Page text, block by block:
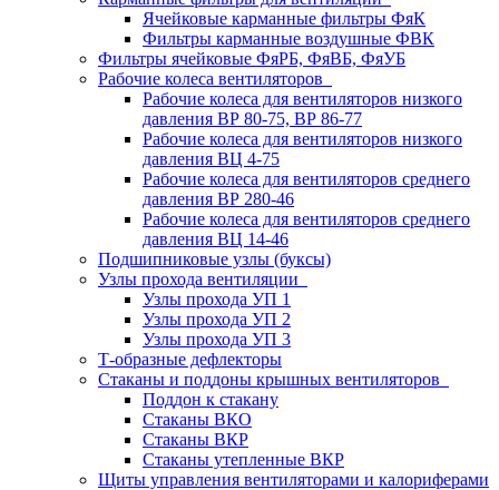
Ячейковые карманные фильтры ФяК
Фильтры карманные воздушные ФВК
Фильтры ячейковые ФяРБ, ФяВБ, ФяУБ
Рабочие колеса вентиляторов
Рабочие колеса для вентиляторов низкого
давления ВР 80-75, ВР 86-77
Рабочие колеса для вентиляторов низкого
давления ВЦ 4-75
Рабочие колеса для вентиляторов среднего
давления ВР 280-46
Рабочие колеса для вентиляторов среднего
давления ВЦ 14-46
Подшипниковые узлы (буксы)
Узлы прохода вентиляции
Узлы прохода УП 1
Узлы прохода УП 2
Узлы прохода УП 3
Т-образные дефлекторы
Стаканы и поддоны крышных вентиляторов
Поддон к стакану
Стаканы ВКО
Стаканы ВКР
Стаканы утепленные ВКР
Щиты управления вентиляторами и калориферами